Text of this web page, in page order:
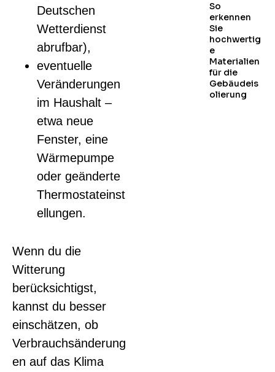
Deutschen
Wetterdienst
abrufbar),
eventuelle
Veränderungen
im Haushalt –
etwa neue
Fenster, eine
Wärmepumpe
oder geänderte
Thermostateinst
ellungen.
Wenn du die
Witterung
berücksichtigst,
kannst du besser
einschätzen, ob
Verbrauchsänderung
en auf das Klima
So
erkennen
Sie
hochwertig
e
Materialien
für die
Gebäudeis
olierung